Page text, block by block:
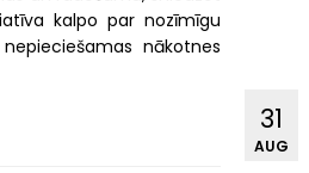
kalpo par nozīmīgu
nākotnes
31
AUG